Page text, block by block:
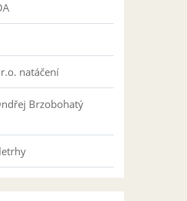
natáčení
Brzobohatý